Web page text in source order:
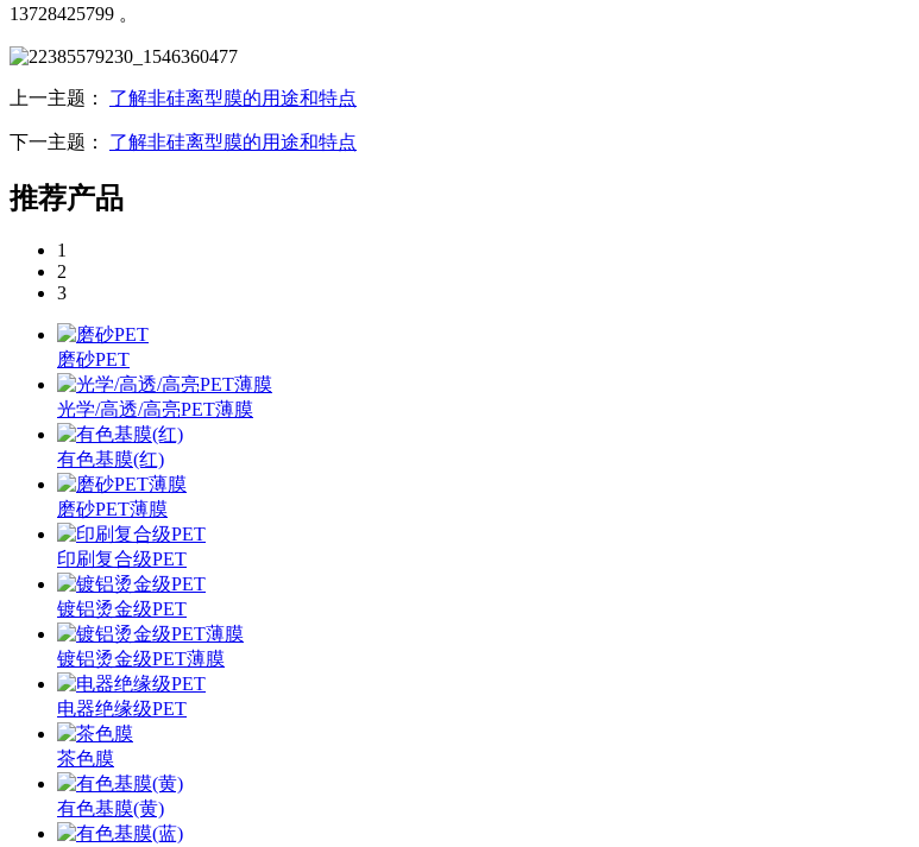
13728425799 。
上一主题： 了解非硅离型膜的用途和特点
下一主题： 了解非硅离型膜的用途和特点
推荐产品
1
2
3
磨砂PET
光学/高透/高亮PET薄膜
有色基膜(红)
磨砂PET薄膜
印刷复合级PET
镀铝烫金级PET
镀铝烫金级PET薄膜
电器绝缘级PET
茶色膜
有色基膜(黄)